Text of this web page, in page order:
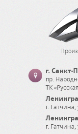
г. Санкт-
пр.
ТК
г. Гатчина
г. Гатчина